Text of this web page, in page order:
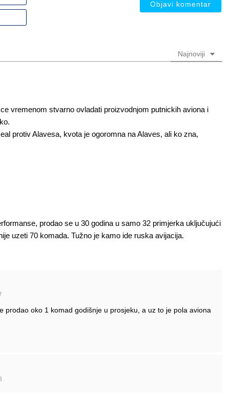
nadimak
Email
(nije
Najnoviji
vremenom stvarno ovladati proizvodnjom putnickih aviona i
protiv Alavesa, kvota je ogoromna na Alaves, ali ko zna,
prodao se u 30 godina u samo 32 primjerka uključujući
uzeti 70 komada. Tužno je kamo ide ruska avijacija.
prodao oko 1 komad godišnje u prosjeku, a uz to je pola aviona